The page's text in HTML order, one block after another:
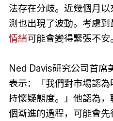
法存在分歧。近幾個月
測也出現了波動。考慮到
情緒可能會變得緊張不安。
Ned Davis研究公司首席
表示：「我們對市場認
持懷疑態度。」他認為
個漸進的過程，可能會